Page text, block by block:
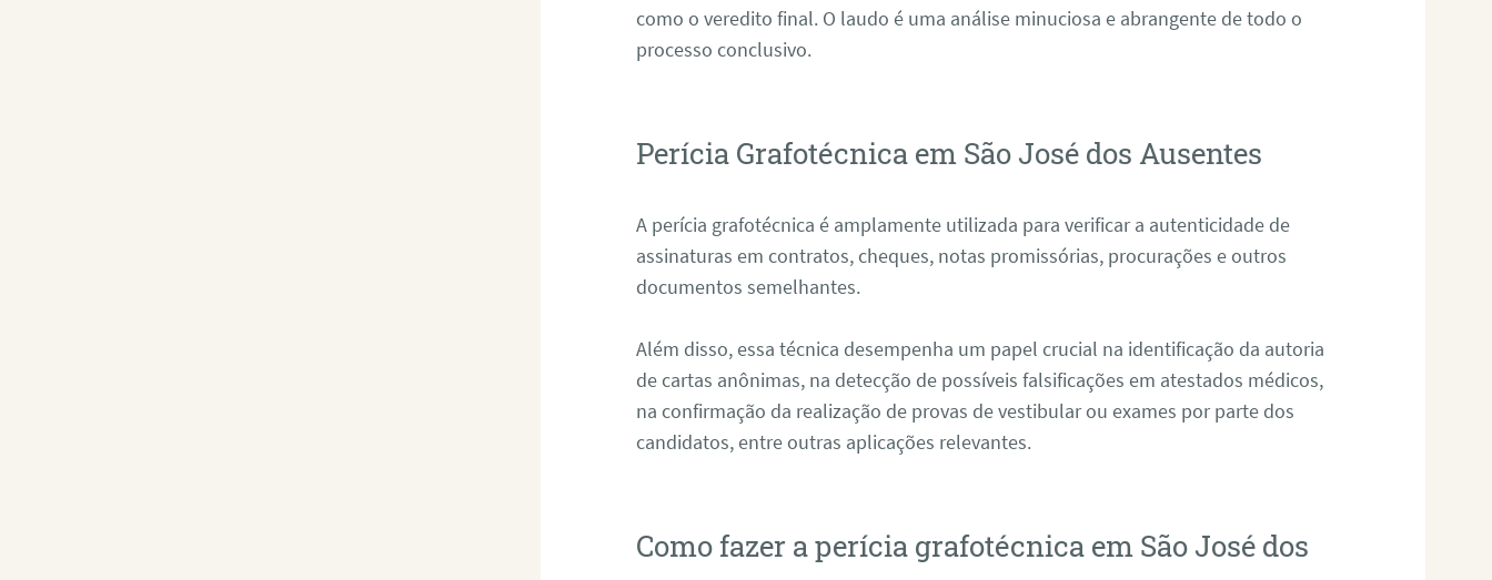
como o veredito final. O laudo é uma análise minuciosa e abrangente de todo o
processo conclusivo.
Perícia Grafotécnica em São José dos Ausentes
A perícia grafotécnica é amplamente utilizada para verificar a autenticidade de
assinaturas em contratos, cheques, notas promissórias, procurações e outros
documentos semelhantes.
Além disso, essa técnica desempenha um papel crucial na identificação da autoria
de cartas anônimas, na detecção de possíveis falsificações em atestados médicos,
na confirmação da realização de provas de vestibular ou exames por parte dos
candidatos, entre outras aplicações relevantes.
Como fazer a perícia grafotécnica em São José dos